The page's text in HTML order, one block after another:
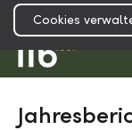
Cookies